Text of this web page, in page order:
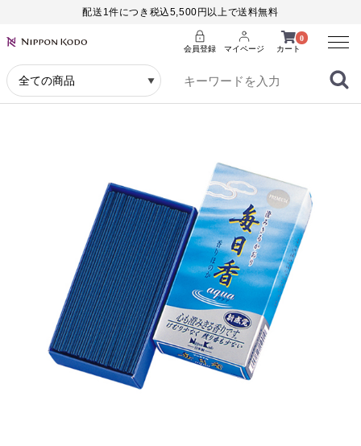
配送1件につき税込5,500円以上で送料無料
0
カート
会員登録 マイページ
Menu